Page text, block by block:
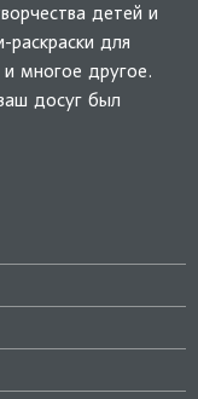
детей и
для
многое другое.
досуг был